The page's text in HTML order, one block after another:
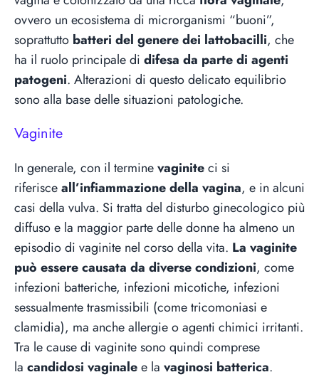
ovvero un ecosistema di microrganismi “buoni”,
soprattutto batteri del genere dei lattobacilli, che
ha il ruolo principale di difesa da parte di agenti
patogeni. Alterazioni di questo delicato equilibrio
sono alla base delle situazioni patologiche.
Vaginite
In generale, con il terminevaginiteci si
riferisceall’infiammazione della vagina, e in alcuni
casi della vulva. Si tratta del disturbo ginecologico più
diffuso e la maggior parte delle donne ha almeno un
episodio di vaginite nel corso della vita. La vaginite
può essere causata da diverse condizioni, come
infezioni batteriche, infezioni micotiche, infezioni
sessualmente trasmissibili (come tricomoniasi e
clamidia), ma anche allergie o agenti chimici irritanti.
Tra le cause di vaginite sono quindi comprese
la candidosi vaginalee la vaginosi batterica.